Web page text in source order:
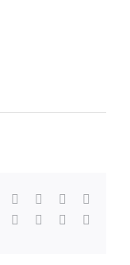
Facebook Reddit LinkedIn
TumblrPinterest